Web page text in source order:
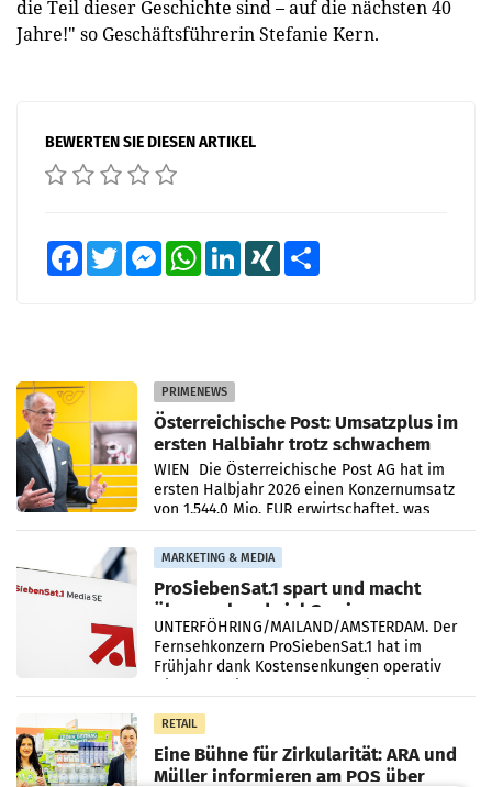
die Teil dieser Geschichte sind – auf die nächsten 40
Jahre!" so Geschäftsführerin Stefanie Kern.
BEWERTEN SIE DIESEN ARTIKEL
FacebookTwitter MessengerWhatsAppLinkedInXING
PRIMENEWS
Österreichische Post: Umsatzplus im
ersten Halbjahr trotz schwachem
Briefgeschäft
WIEN Die Österreichische Post AG hat im
ersten Halbjahr 2026 einen Konzernumsatz
von 1.544,0 Mio. EUR erwirtschaftet, was
einem Plus von 3,8 Prozent gegenüber dem
Vergleichszeitraum
MARKETING & MEDIA
ProSiebenSat.1 spart und macht
überraschend viel Gewinn
UNTERFÖHRING/MAILAND/AMSTERDAM. Der
Fernsehkonzern ProSiebenSat.1 hat im
Frühjahr dank Kostensenkungen operativ
RETAIL
Eine Bühne für Zirkularität: ARA und
Müller informieren am POS über